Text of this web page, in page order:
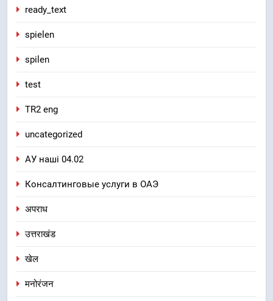
ready_text
spielen
spilen
test
TR2 eng
uncategorized
АУ наші 04.02
Консалтинговые услуги в ОАЭ
अपराध
उत्तराखंड
खेल
मनोरंजन